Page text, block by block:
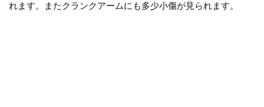
れます。またクランクアームにも多少小傷が見られます。